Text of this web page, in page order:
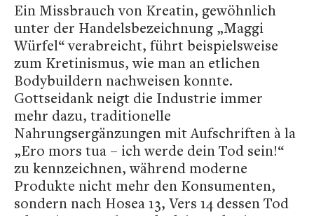
Ein Missbrauch von Kreatin, gewöhnlich
unter der Handelsbezeichnung „Maggi
Würfel“ verabreicht, führt beispielsweise
zum Kretinismus, wie man an etlichen
Bodybuildern nachweisen konnte.
Gottseidank neigt die Industrie immer
mehr dazu, traditionelle
Nahrungsergänzungen mit Aufschriften à la
„Ero mors tua – ich werde dein Tod sein!“
zu kennzeichnen, während moderne
Produkte nicht mehr den Konsumenten,
sondern nach Hosea 13, Vers 14 dessen Tod